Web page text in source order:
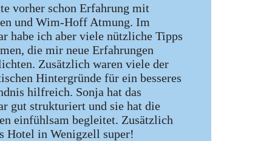
vorher schon Erfahrung mit
und Wim-Hoff Atmung. Im
habe ich aber viele nützliche Tipps
die mir neue Erfahrungen
Zusätzlich waren viele der
Hintergründe für ein besseres
hilfreich. Sonja hat das
gut strukturiert und sie hat die
einfühlsam begleitet. Zusätzlich
Hotel in Wenigzell super!